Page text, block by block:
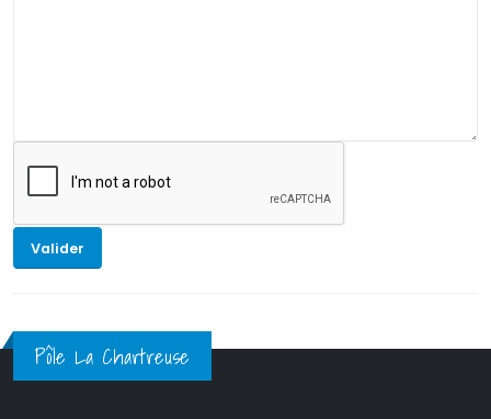
Valider
Pôle La Chartreuse